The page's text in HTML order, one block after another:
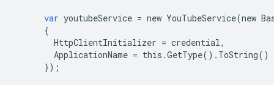
var youtubeService = new YouTubeService(new
{
HttpClientInitializer = credential,
ApplicationName = this .GetType() . ToString()
});